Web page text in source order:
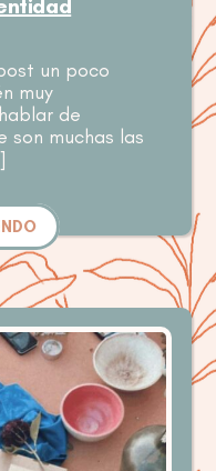
un poco
muy
de
son muchas las